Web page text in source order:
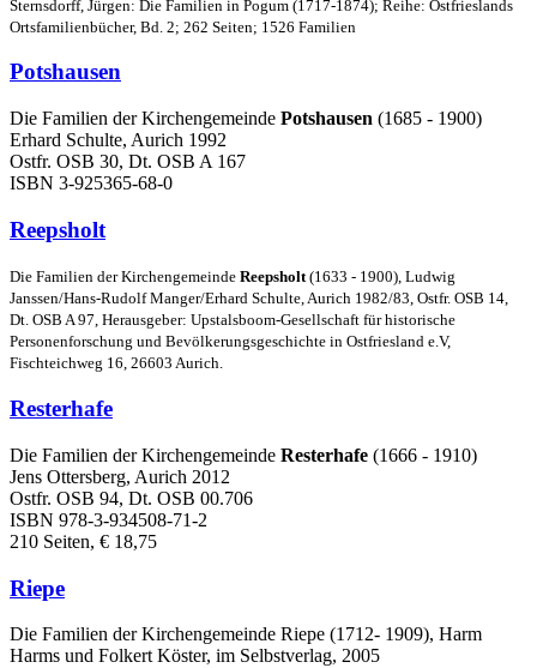
Sternsdorff, Jürgen: Die Familien in Pogum (1717-1874); Reihe: Ostfrieslands
Ortsfamilienbücher, Bd. 2; 262 Seiten; 1526 Familien
Potshausen
Die Familien der Kirchengemeinde Potshausen (1685 - 1900)
Erhard Schulte, Aurich 1992
Ostfr. OSB 30, Dt. OSB A 167
ISBN 3-925365-68-0
Reepsholt
Die Familien der Kirchengemeinde Reepsholt(1633 - 1900), Ludwig
Janssen/Hans-Rudolf Manger/Erhard Schulte, Aurich 1982/83, Ostfr. OSB 14,
Dt. OSB A 97, Herausgeber: Upstalsboom-Gesellschaft für historische
Personenforschung und Bevölkerungsgeschichte in Ostfriesland e.V,
Fischteichweg 16, 26603 Aurich.
Resterhafe
Die Familien der Kirchengemeinde Resterhafe (1666 - 1910)
Jens Ottersberg, Aurich 2012
Ostfr. OSB 94, Dt. OSB 00.706
ISBN 978-3-934508-71-2
210 Seiten, € 18,75
Riepe
Die Familien der Kirchengemeinde Riepe (1712- 1909), Harm
Harms und Folkert Köster, im Selbstverlag, 2005